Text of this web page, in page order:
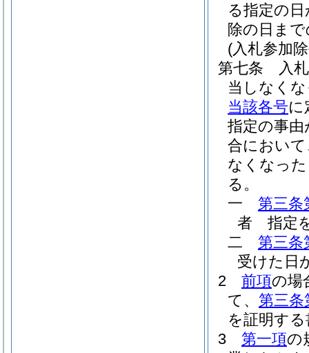
る指定の
除の日ま
(入札参加
第七条
入
当しなく
当該各号に
指定の事
合におい
なくなっ
る。
一
第三条
者 指定
二
第三条
受けた日
2
前項の場
て、 第三条
を証明す
3
第一項の